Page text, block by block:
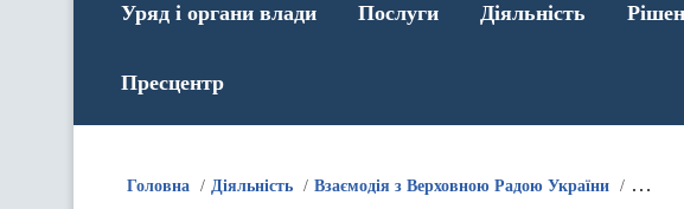
Уряд і органи влади Послуги Діяльність
Пресцентр
Головна Діяльність Взаємодія з Верховною Радою України